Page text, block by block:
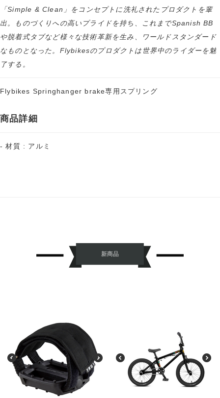
「Simple & Clean」をコンセプトに洗礼されたプロダクトを輩
出。ものづくりへの高いプライドを持ち、これまでSpanish BB
や脱着式タブなど様々な技術革新を生み、ワールドスタンダード
なものとなった。Flybikesのプロダクトは世界中のライダーを魅
了する。
Flybikes Springhanger brake専用スプリング
商品詳細
- 材質 : アルミ
新商品